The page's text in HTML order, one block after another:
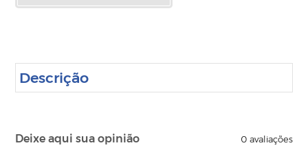
Descrição
Deixe aqui sua opinião 0avaliações